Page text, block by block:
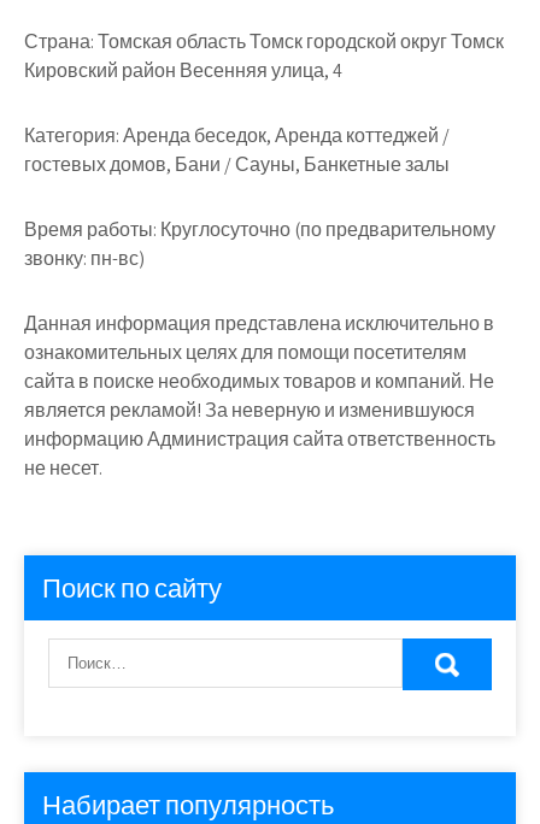
Страна:Томская область Томск городской округ Томск
Кировский район Весенняя улица, 4
Категория:Аренда беседок, Аренда коттеджей /
гостевых домов, Бани / Сауны, Банкетные залы
Время работы: Круглосуточно (по предварительному
звонку: пн-вс)
Данная информация представлена исключительно в
ознакомительных целях для помощи посетителям
сайта в поиске необходимых товаров и компаний. Не
является рекламой! За неверную и изменившуюся
информацию Администрация сайта ответственность
не несет.
Поиск по сайту
Набирает популярность